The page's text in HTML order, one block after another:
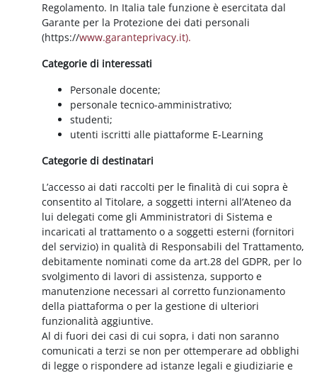
Regolamento. In Italia tale funzione è esercitata dal
Garante per la Protezione dei dati personali
(https://www.garanteprivacy.it).
Categorie di interessati
Personale docente;
personale tecnico-amministrativo;
studenti;
utenti iscritti alle piattaforme E-Learning
Categorie di destinatari
L’accesso ai dati raccolti per le finalità di cui sopra è
consentito al Titolare, a soggetti interni all’Ateneo da
lui delegati come gli Amministratori di Sistema e
incaricati al trattamento o a soggetti esterni (fornitori
del servizio) in qualità di Responsabili del Trattamento,
debitamente nominati come da art.28 del GDPR, per lo
svolgimento di lavori di assistenza, supporto e
manutenzione necessari al corretto funzionamento
della piattaforma o per la gestione di ulteriori
funzionalità aggiuntive.
Al di fuori dei casi di cui sopra, i dati non saranno
comunicati a terzi se non per ottemperare ad obblighi
di legge o rispondere ad istanze legali e giudiziarie e